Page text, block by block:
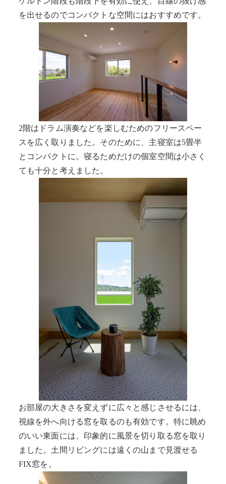
を出せるのでコンパクトな空間にはおすすめです。
2階はドラム演奏などを楽しむためのフリースペー
スを広く取りました。そのために、主寝室は5畳半
とコンパクトに。寝るためだけの個室空間は小さく
ても十分と考えました。
お部屋の大きさを変えずに広々と感じさせるには、
視線を外へ向ける窓を取るのも有効です。特に眺め
のいい東面には、印象的に風景を切り取る窓を取り
ました。土間リビングには遠くの山まで見渡せる
FIX窓を。